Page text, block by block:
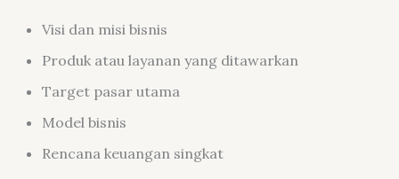
Visi dan misi bisnis
Produk atau layanan yang ditawarkan
Target pasar utama
Model bisnis
Rencana keuangan singkat